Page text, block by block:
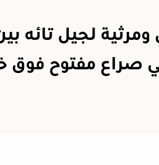
لجيل تائه
صراع مفتوح فوق